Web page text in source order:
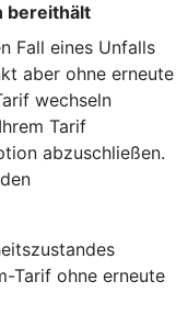
bereithält
Fall eines Unfalls
aber ohne erneute
wechseln
Tarif
abzuschließen.
Tarif ohne erneute